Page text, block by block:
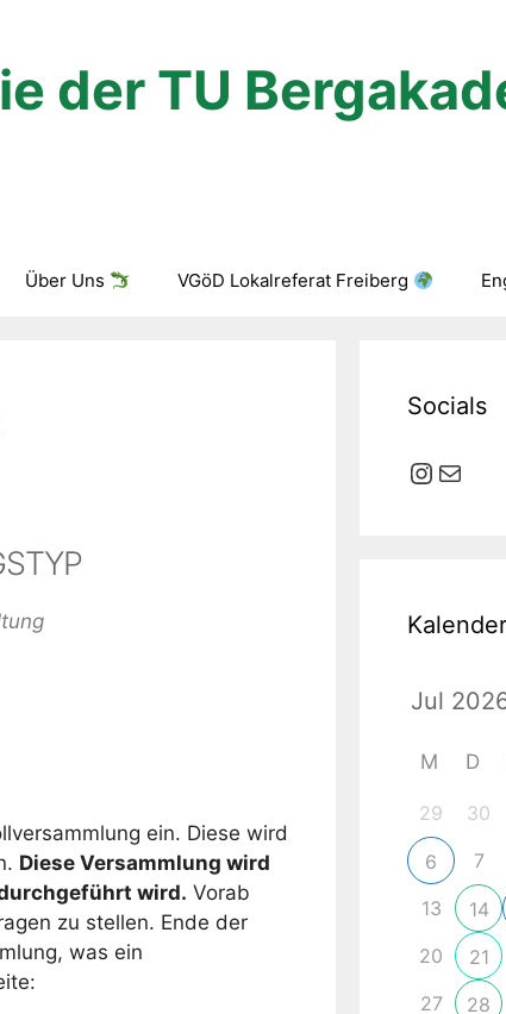
der TU
Über Uns VGöD Lokalreferat Freiberg
ein. Diese wird
Diese Versammlung wird
wird. Vorab
zu stellen. Ende der
was ein
Socials
E-Mail
Kalender
M D
29 30
6 7
13
14
20
21
27
28